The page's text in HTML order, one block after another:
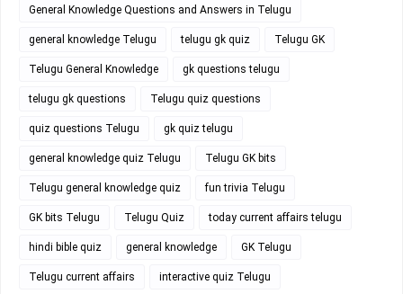
General Knowledge Questions and Answers in Telugu
general knowledge Telugu telugu gk quiz Telugu GK
Telugu General Knowledge gk questions telugu
telugu gk questions Telugu quiz questions
quiz questions Telugu gk quiz telugu
general knowledge quiz Telugu Telugu GK bits
Telugu general knowledge quiz fun trivia Telugu
GK bits Telugu Telugu Quiz today current affairs telugu
hindi bible quiz general knowledge GK Telugu
Telugu current affairs interactive quiz Telugu